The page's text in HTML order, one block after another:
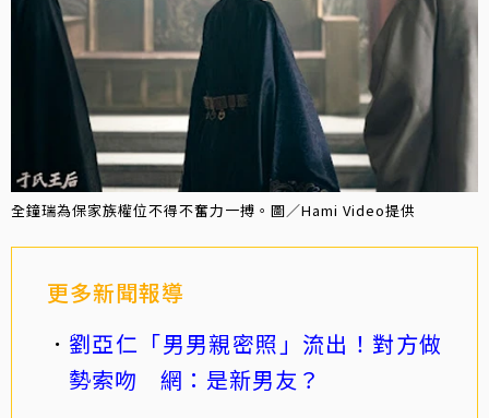
全鐘瑞為保家族權位不得不奮力一搏。圖／Hami Video提供
更多新聞報導
劉亞仁「男男親密照」流出！對方做
勢索吻 網：是新男友？